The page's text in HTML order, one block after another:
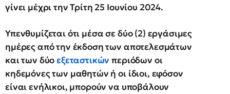
γίνει μέχρι την Τρίτη 25 Ιουνίου 2024.
Υπενθυμίζεται ότι μέσα σε δύο (2) εργάσιμες
ημέρες από την έκδοση των αποτελεσμάτων
και των δύοεξεταστικών περιόδων οι
κηδεμόνες των μαθητών ή οι ίδιοι, εφόσον
είναι ενήλικοι, μπορούν να υποβάλουν